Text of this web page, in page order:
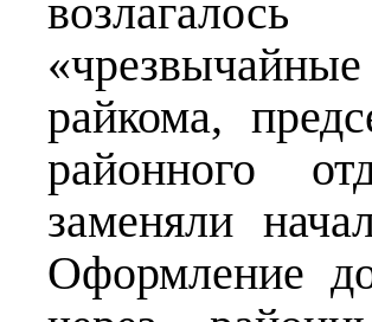
райкома,
районного
заменяли
Оформление